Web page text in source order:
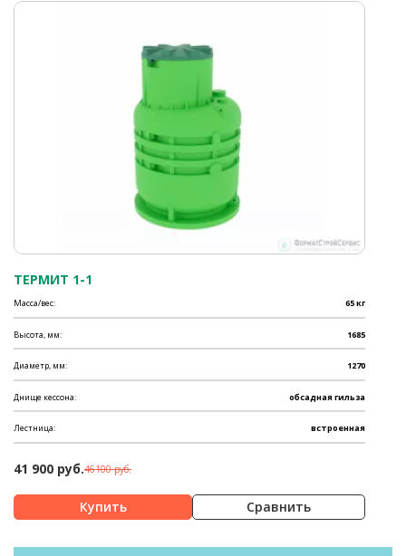
ТЕРМИТ 1-1
Масса/вес: 65 кг
Высота, мм: 1685
Диаметр, мм: 1270
Днище кессона: обсадная гильза
Лестница: встроенная
41 900 руб.46100 руб.
Сравнить